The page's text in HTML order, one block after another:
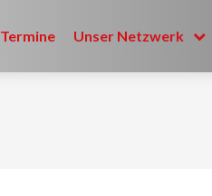
Termine Unser Netzwerk